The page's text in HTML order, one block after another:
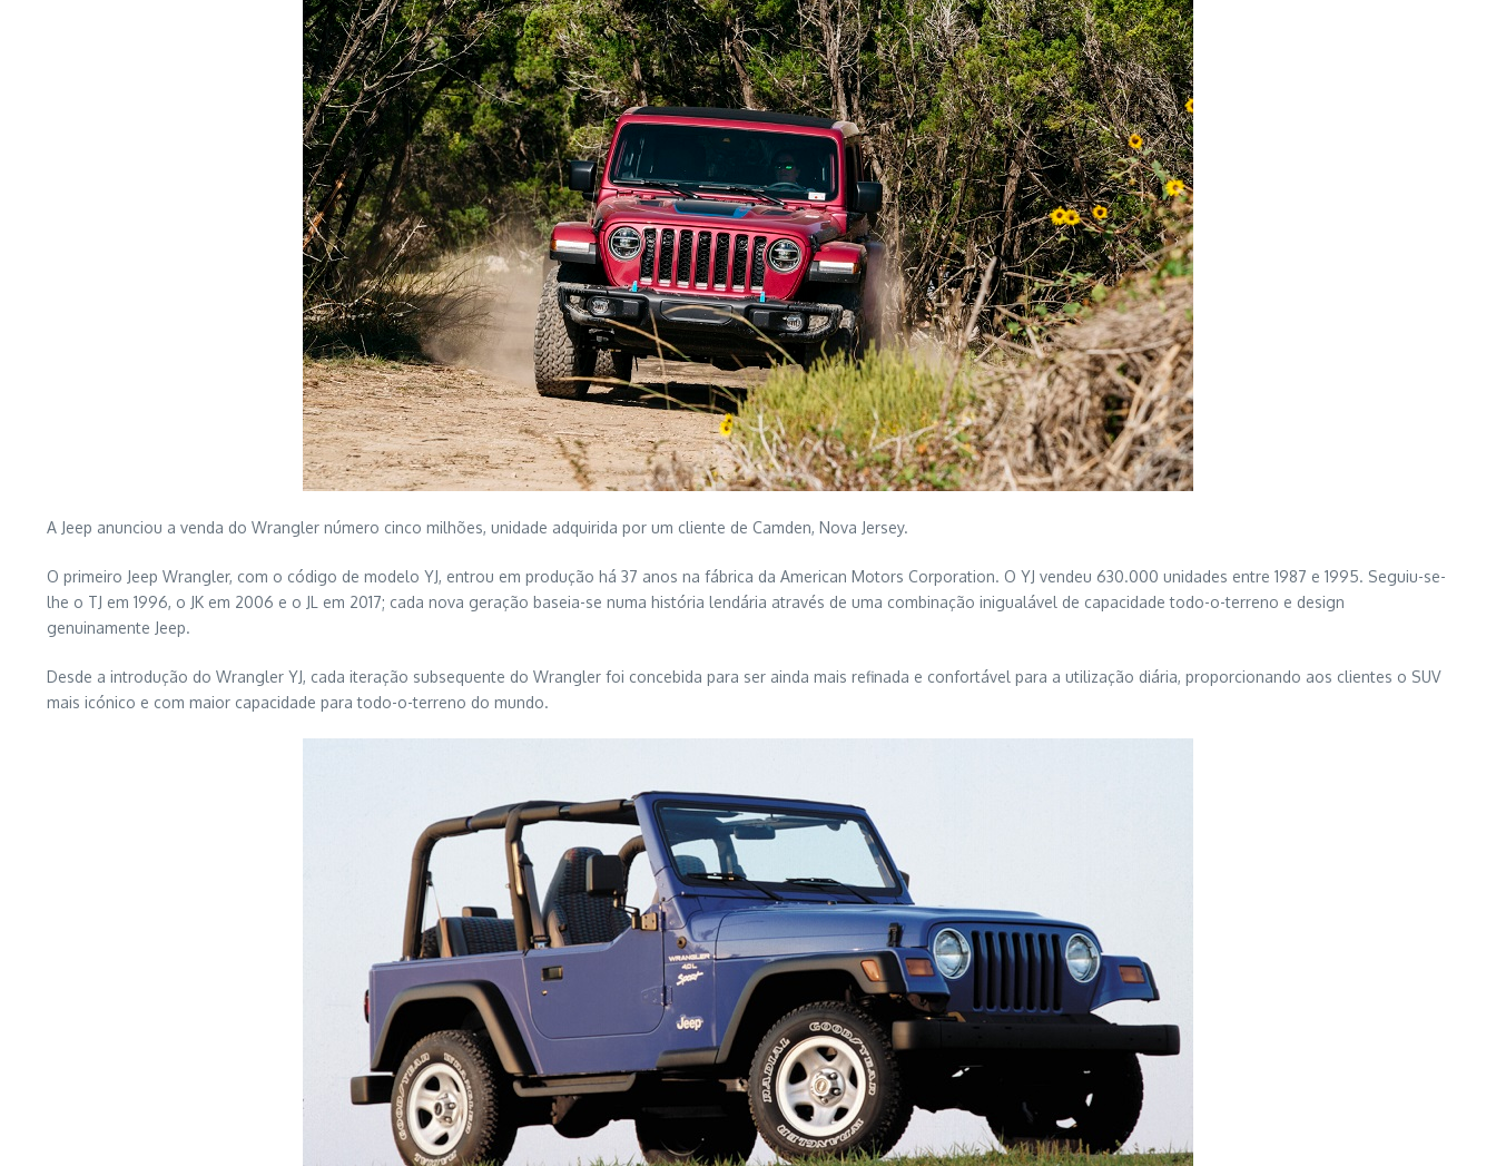
A Jeep anunciou a venda do Wrangler número cinco milhões, unidade adquirida por um cliente de Camden, Nova Jersey.
O primeiro Jeep Wrangler, com o código de modelo YJ, entrou em produção há 37 anos na fábrica da American Motors Corporation. O YJ vendeu 630.000 unidades entre 1987 e 1995. Seguiu-se-
lhe o TJ em 1996, o JK em 2006 e o JL em 2017; cada nova geração baseia-se numa história lendária através de uma combinação inigualável de capacidade todo-o-terreno e design
genuinamente Jeep.
Desde a introdução do Wrangler YJ, cada iteração subsequente do Wrangler foi concebida para ser ainda mais refinada e confortável para a utilização diária, proporcionando aos clientes o SUV
mais icónico e com maior capacidade para todo-o-terreno do mundo.